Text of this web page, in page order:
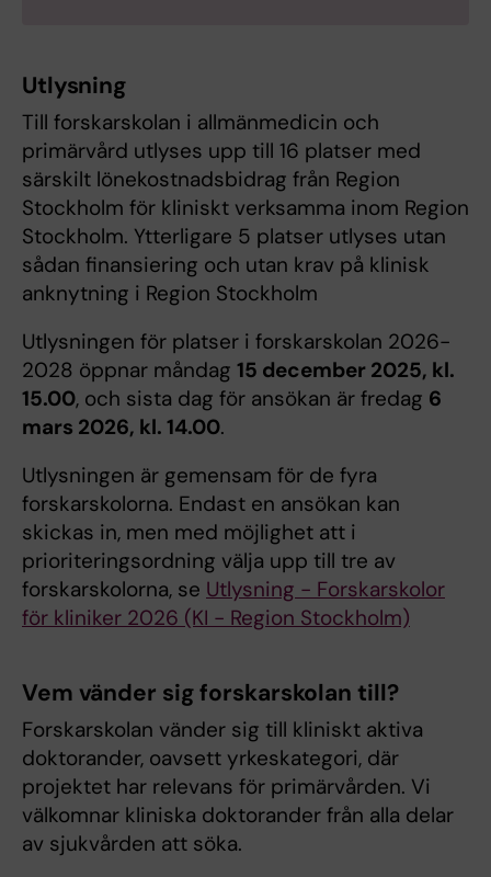
Utlysning
Till forskarskolan i allmänmedicin och
primärvård utlyses upp till 16 platser med
särskilt lönekostnadsbidrag från Region
Stockholm för kliniskt verksamma inom Region
Stockholm. Ytterligare 5 platser utlyses utan
sådan finansiering och utan krav på klinisk
anknytning i Region Stockholm
Utlysningen för platser i forskarskolan 2026-
2028 öppnar måndag 15 december 2025, kl.
15.00, och sista dag för ansökan är fredag 6
mars 2026, kl. 14.00.
Utlysningen är gemensam för de fyra
forskarskolorna. Endast en ansökan kan
skickas in, men med möjlighet att i
prioriteringsordning välja upp till tre av
forskarskolorna, se Utlysning - Forskarskolor
för kliniker 2026 (KI - Region Stockholm)
Vem vänder sig forskarskolan till?
Forskarskolan vänder sig till kliniskt aktiva
doktorander, oavsett yrkeskategori, där
projektet har relevans för primärvården. Vi
välkomnar kliniska doktorander från alla delar
av sjukvården att söka.